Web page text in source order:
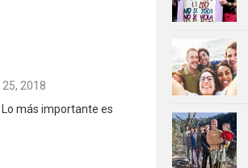
2018
Lo más importante es